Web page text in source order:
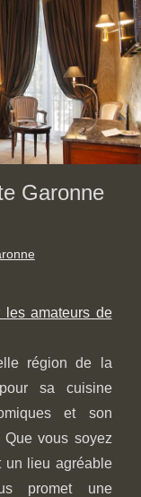
Garonne
les amateurs de
région de la
sa cuisine
et son
vous soyez
un lieu agréable
promet une